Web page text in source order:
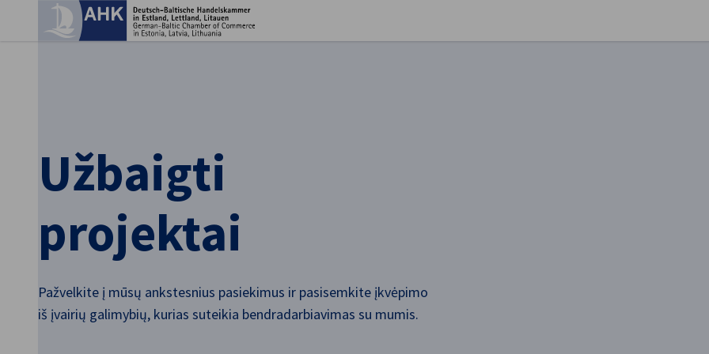
Užbaigti
projektai
Pažvelkite į mūsų ankstesnius pasiekimus ir pasisemkite įkvėpimo
iš įvairių galimybių, kurias suteikia bendradarbiavimas su mumis.